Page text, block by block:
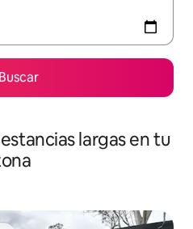
Buscar
largas en tu